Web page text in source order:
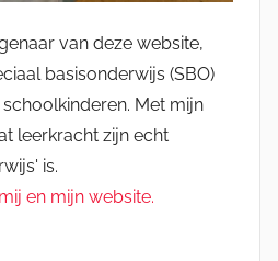
van deze website,
basisonderwijs (SBO)
Met mijn
leerkracht zijn echt
is.
en mijn website.